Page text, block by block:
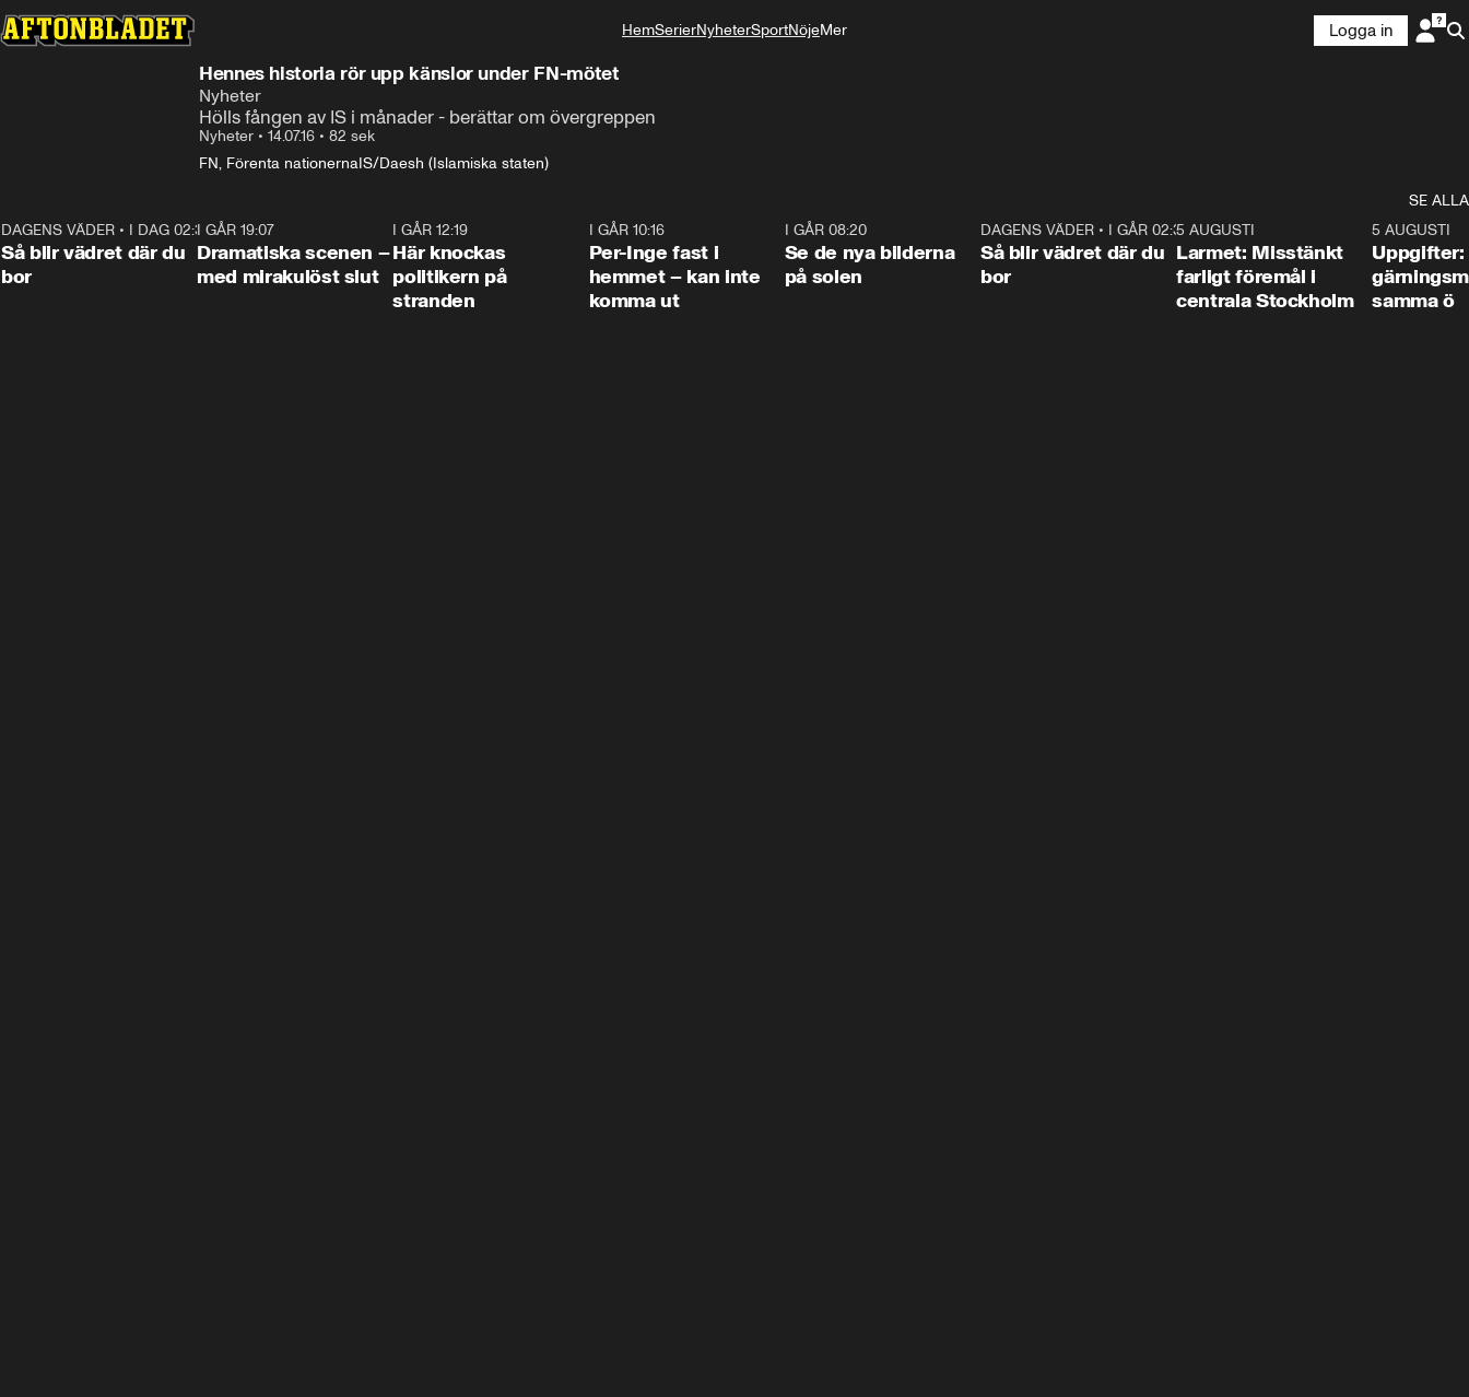
HemSerierNyheterSportNöjeMer
Logga in
Hennes historia rör upp känslor under FN-mötet
Nyheter
Hölls fången av IS i månader - berättar om övergreppen
Nyheter • 14.07.16 • 82 sek
FN, Förenta nationernaIS/Daesh (Islamiska staten)
SE ALLA
1:06
DAGENS VÄDER • I DAG 02:30
Så blir vädret där du
bor
I GÅR 19:07
Dramatiska scenen –
med mirakulöst slut
I GÅR 12:19
Här knockas
politikern på
stranden
I GÅR 10:16
Per-Inge fast i
hemmet – kan inte
komma ut
I GÅR 08:20
Se de nya bilderna
på solen
1:06
DAGENS VÄDER• I GÅR 02:30
Så blir vädret där du
bor
0:35
5 AUGUSTI
Larmet: Misstänkt
farligt föremål i
centrala Stockholm
5 AUGUSTI
Uppgifter:
samma ö